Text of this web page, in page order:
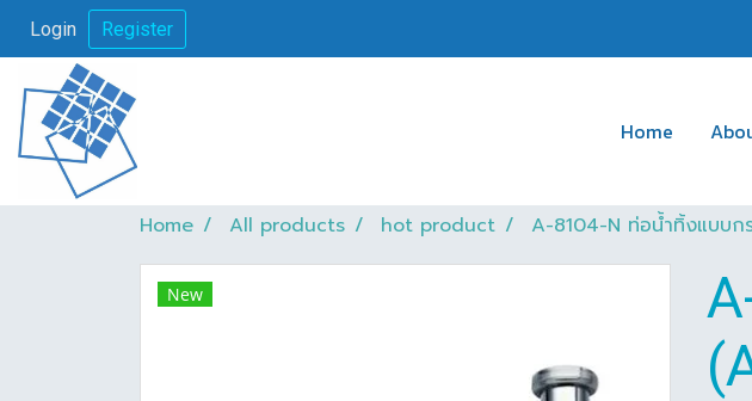
Login Register
Home
Home All products hot product A-8104-N ท่อน้ำทิ้งแบบก
New